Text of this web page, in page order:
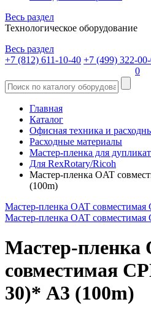
Весь раздел
Технологическое оборудование
Весь раздел
+7 (812) 611-10-40 +7 (499) 322-
0
Главная
Каталог
Офисная техника и
Расходные материалы
Мастер-пленка для
Для RexRotary/Ricoh
Мастер-пленка OAT
(100m)
Мастер-пленка OAT
Мастер-пленка OAT
Мастер-пленка
совместимая
30)* А3 (100m)